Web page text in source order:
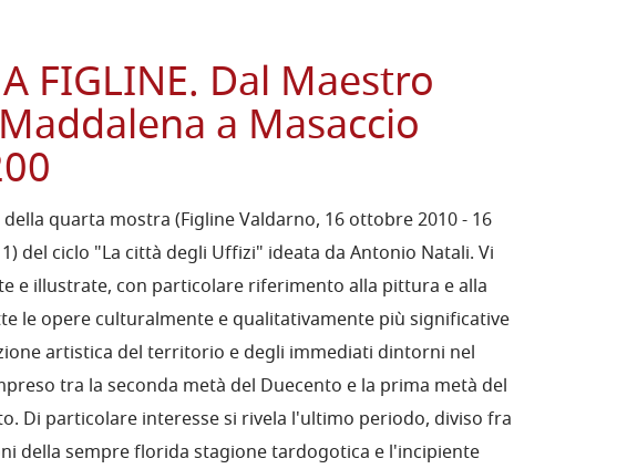
FIGLINE. Dal Maestro
a Masaccio
quarta mostra (Figline Valdarno, 16 ottobre 2010 - 16
del ciclo "La città degli Uffizi" ideata da Antonio Natali. Vi
e illustrate, con particolare riferimento alla pittura e alla
le opere culturalmente e qualitativamente più significative
artistica del territorio e degli immediati dintorni nel
tra la seconda metà del Duecento e la prima metà del
Di particolare interesse si rivela l'ultimo periodo, diviso fra
della sempre florida stagione tardogotica e l'incipiente